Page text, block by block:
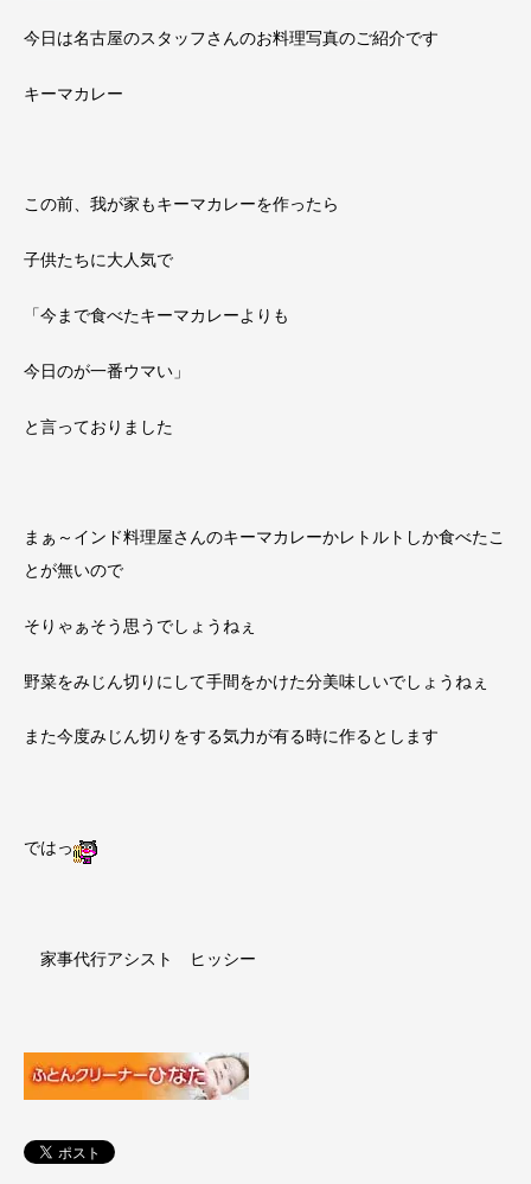
今日は名古屋のスタッフさんのお料理写真のご紹介です
キーマカレー
この前、我が家もキーマカレーを作ったら
子供たちに大人気で
「今まで食べたキーマカレーよりも
今日のが一番ウマい 」
と言っておりました
まぁ～インド料理屋さんのキーマカレーかレトルトしか食べたこ
とが無いので
そりゃぁそう思うでしょうねぇ
野菜をみじん切りにして手間をかけた分美味しいでしょうねぇ
また今度みじん切りをする気力が有る時に作るとします
ではっ
家事代行アシスト ヒッシー